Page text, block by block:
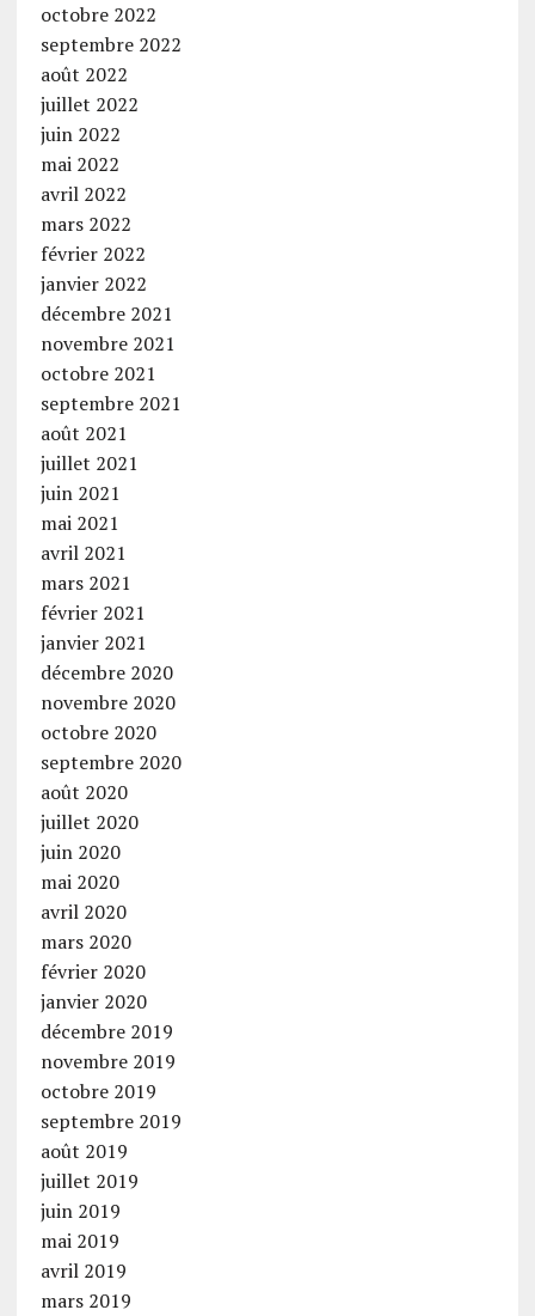
octobre 2022
septembre 2022
août 2022
juillet 2022
juin 2022
mai 2022
avril 2022
mars 2022
février 2022
janvier 2022
décembre 2021
novembre 2021
octobre 2021
septembre 2021
août 2021
juillet 2021
juin 2021
mai 2021
avril 2021
mars 2021
février 2021
janvier 2021
décembre 2020
novembre 2020
octobre 2020
septembre 2020
août 2020
juillet 2020
juin 2020
mai 2020
avril 2020
mars 2020
février 2020
janvier 2020
décembre 2019
novembre 2019
octobre 2019
septembre 2019
août 2019
juillet 2019
juin 2019
mai 2019
avril 2019
mars 2019